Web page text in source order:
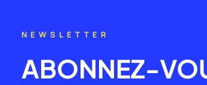
NEWSLETTER
ABONNEZ-